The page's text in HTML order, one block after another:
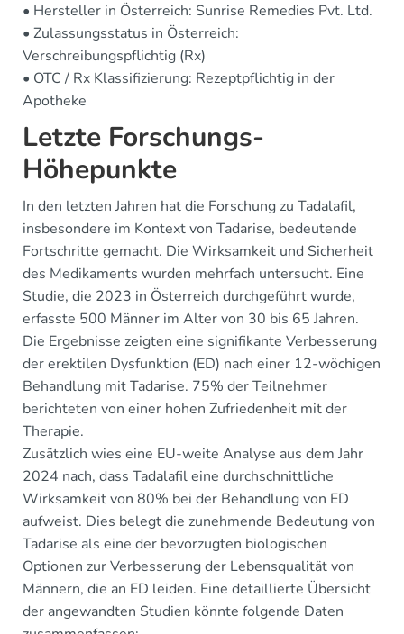
• Hersteller in Österreich: Sunrise Remedies Pvt. Ltd.
• Zulassungsstatus in Österreich:
Verschreibungspflichtig (Rx)
• OTC / Rx Klassifizierung: Rezeptpflichtig in der
Apotheke
Letzte Forschungs-
Höhepunkte
In den letzten Jahren hat die Forschung zu Tadalafil,
insbesondere im Kontext von Tadarise, bedeutende
Fortschritte gemacht. Die Wirksamkeit und Sicherheit
des Medikaments wurden mehrfach untersucht. Eine
Studie, die 2023 in Österreich durchgeführt wurde,
erfasste 500 Männer im Alter von 30 bis 65 Jahren.
Die Ergebnisse zeigten eine signifikante Verbesserung
der erektilen Dysfunktion (ED) nach einer 12-wöchigen
Behandlung mit Tadarise. 75% der Teilnehmer
berichteten von einer hohen Zufriedenheit mit der
Therapie.
Zusätzlich wies eine EU-weite Analyse aus dem Jahr
2024 nach, dass Tadalafil eine durchschnittliche
Wirksamkeit von 80% bei der Behandlung von ED
aufweist. Dies belegt die zunehmende Bedeutung von
Tadarise als eine der bevorzugten biologischen
Optionen zur Verbesserung der Lebensqualität von
Männern, die an ED leiden. Eine detaillierte Übersicht
der angewandten Studien könnte folgende Daten